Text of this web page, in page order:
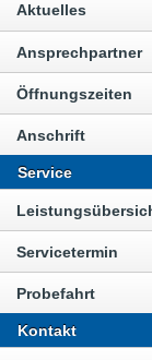
Aktuelles
Ansprechpartner
Öffnungszeiten
Anschrift
Service
Servicetermin
Probefahrt
Kontakt